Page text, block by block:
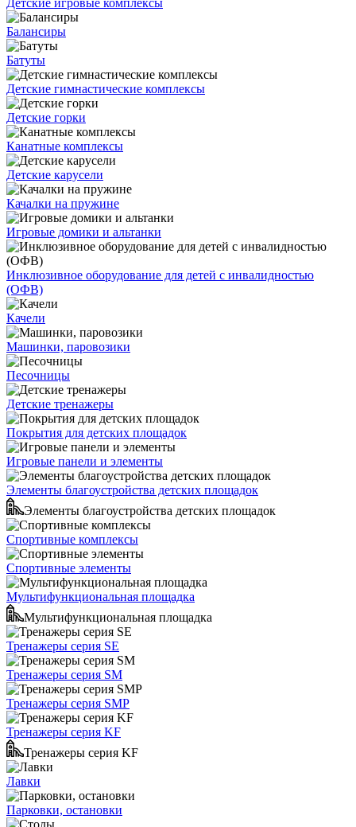
Детские игровые комплексы
Балансиры
Батуты
Детские гимнастические комплексы
Детские горки
Канатные комплексы
Детские карусели
Качалки на пружине
Игровые домики и альтанки
Инклюзивное оборудование для детей с инвалидностью
(ОФВ)
Качели
Машинки, паровозики
Песочницы
Детские тренажеры
Покрытия для детских площадок
Игровые панели и элементы
Элементы благоустройства детских площадок
Элементы благоустройства детских площадок
Спортивные комплексы
Спортивные элементы
Мультифункциональная площадка
Мультифункциональная площадка
Тренажеры серия SE
Тренажеры серия SM
Тренажеры серия SMP
Тренажеры серия KF
Тренажеры серия KF
Лавки
Парковки, остановки